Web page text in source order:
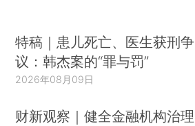
特稿｜患儿死亡、医生获刑争
议：韩杰案的“罪与罚”
2026年08月09日
财新观察｜健全金融机构治理